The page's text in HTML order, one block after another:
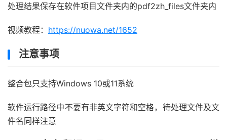
处理结果保存在软件项目文件夹内的pdf2zh_files文件夹内
视频教程： https://nuowa.net/1652
注意事项
整合包只支持Windows 10或11系统
软件运行路径中不要有非英文字符和空格，待处理文件及文
件名同样注意